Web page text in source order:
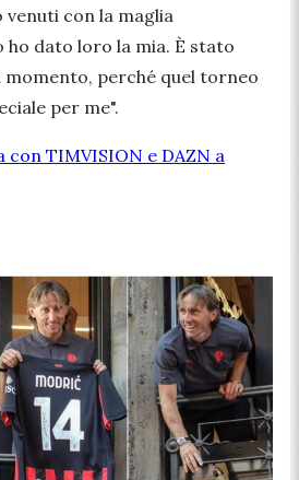
con la maglia
ho dato loro la mia. È stato
perché quel torneo
per me".
con TIMVISION e DAZN a